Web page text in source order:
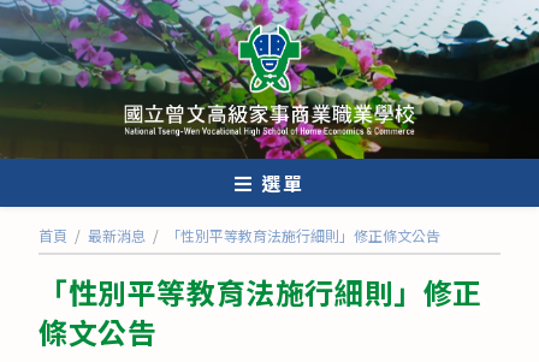
跳
轉
至
內
選單
首頁 / 最新消息 / 「性別平等教育法施行細則」修正條文公告
「性別平等教育法施行細則」修正
條文公告